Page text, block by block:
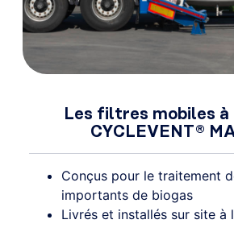
Les filtres mobiles à
CYCLEVENT®
Conçus pour le traitement
importants de biogas
Livrés et installés sur site à